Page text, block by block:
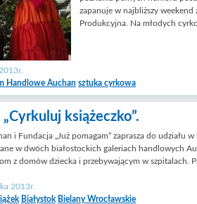
zapanuje w najbliższy
Produkcyjna. Na młodych
Handlowe Auchan sztuka cyrkowa
„Cyrkuluj książeczko”.
i Fundacja „Już pomagam” zaprasza do udziału
w dwóch białostockich galeriach handlowych
z domów dziecka i przebywającym w szpitalach.
2013r.
Białystok Bielany Wrocławskie